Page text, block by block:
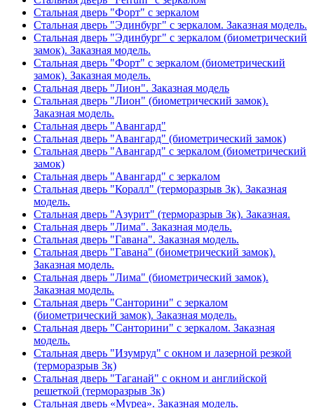
Стальная дверь "Форт" с зеркалом
Стальная дверь "Эдинбург" с зеркалом. Заказная модель.
Стальная дверь "Эдинбург" с зеркалом (биометрический
замок). Заказная модель.
Стальная дверь "Форт" с зеркалом (биометрический
замок). Заказная модель.
Стальная дверь "Лион". Заказная модель
Стальная дверь "Лион" (биометрический замок).
Заказная модель.
Стальная дверь "Авангард"
Стальная дверь "Авангард" (биометрический замок)
Стальная дверь "Авангард" с зеркалом (биометрический
замок)
Стальная дверь "Авангард" с зеркалом
Стальная дверь "Коралл" (терморазрыв 3к). Заказная
модель.
Стальная дверь "Азурит" (терморазрыв 3к). Заказная.
Стальная дверь "Лима". Заказная модель.
Стальная дверь "Гавана". Заказная модель.
Стальная дверь "Гавана" (биометрический замок).
Заказная модель.
Стальная дверь "Лима" (биометрический замок).
Заказная модель.
Стальная дверь "Санторини" с зеркалом
(биометрический замок). Заказная модель.
Стальная дверь "Санторини" с зеркалом. Заказная
модель.
Стальная дверь "Изумруд" с окном и лазерной резкой
(терморазрыв 3к)
Стальная дверь "Таганай" с окном и английской
решеткой (терморазрыв 3к)
Стальная дверь «Муреа». Заказная модель.